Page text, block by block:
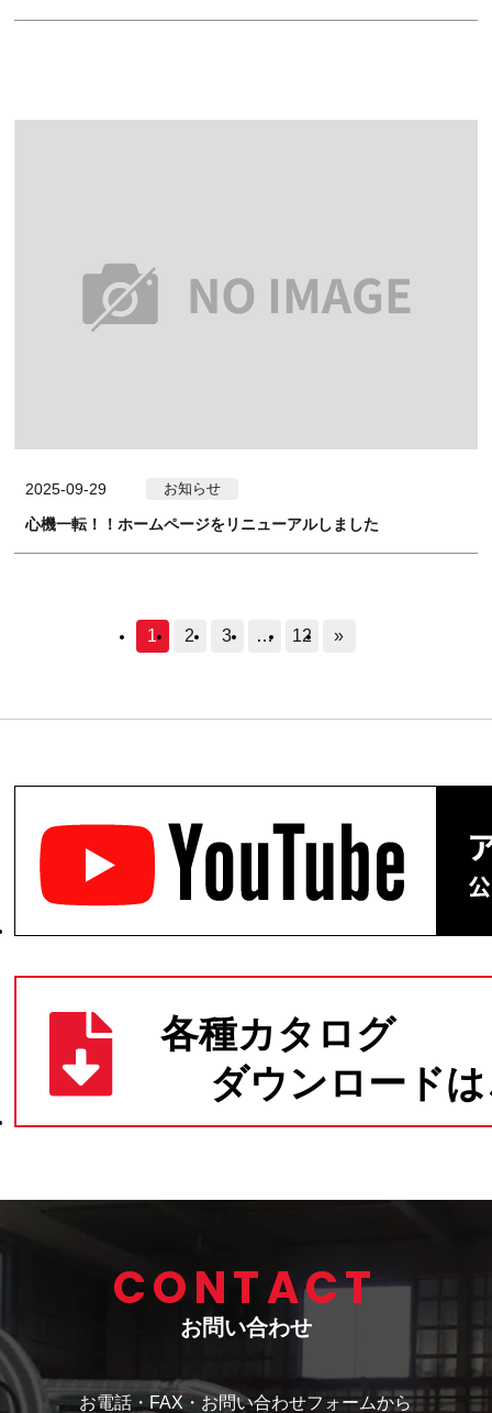
2025-09-29 お知らせ
心機一転！！ホームページをリニューアルしました
1 2 3 … 12 »
CONTACT
お問い合わせ
お電話・FAX・お問い合わせフォームから